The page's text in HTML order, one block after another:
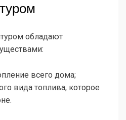
обладают
всего дома;
вида топлива, которое